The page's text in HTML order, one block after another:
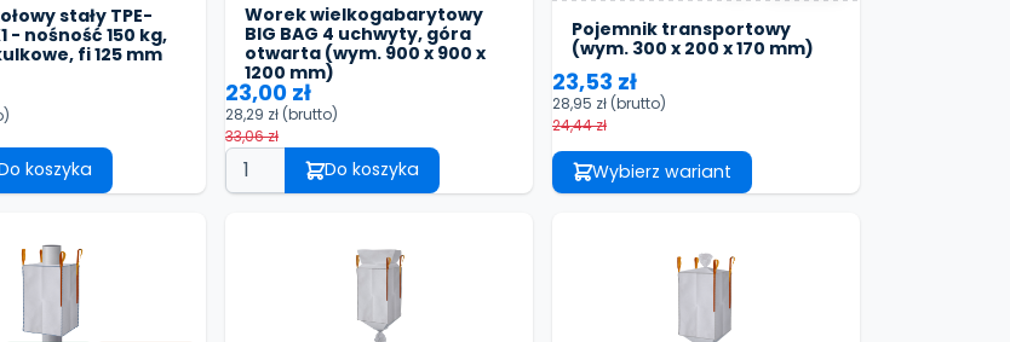
stały TPE-
- nośność 150 kg,
fi 125 mm
koszyka
Worek wielkogabarytowy
BIG BAG 4 uchwyty, góra
otwarta (wym. 900 x 900 x
1200 mm)
23,00 zł
28,29 zł (brutto)
33,06 zł
Do koszyka
Pojemnik transportowy
(wym. 300 x 200 x 170 mm)
23,53 zł
28,95 zł (brutto)
24,44 zł
Wybierz wariant